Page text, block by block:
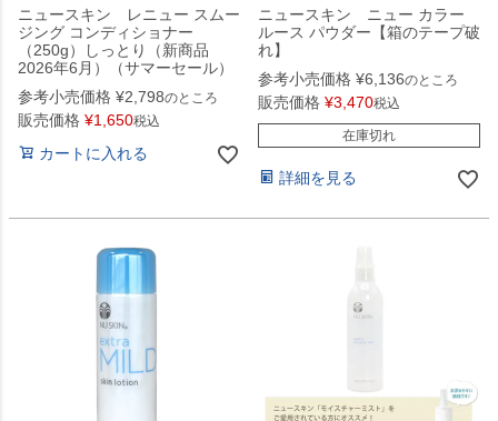
ニュースキン レニュー スムー
ジング コンディショナー
（250g）しっとり（新商品
2026年6月）（サマーセール）
参考小売価格 ¥2,798のところ
販売価格 ¥1,650税込
カートに入れる
ニュースキン ニュー カラー
ルース パウダー【箱のテープ破
れ】
参考小売価格 ¥6,136のところ
販売価格 ¥3,470税込
在庫切れ
詳細を見る